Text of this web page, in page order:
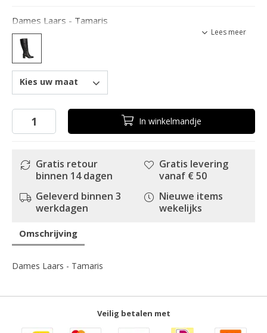
Dames Laars - Tamaris
Lees meer
Kies uw maat
In winkelmandje
Gratis retour
binnen 14 dagen
Geleverd binnen 3
werkdagen
Gratis levering
vanaf € 50
Nieuwe items
wekelijks
Omschrijving
Dames Laars - Tamaris
Veilig betalen met